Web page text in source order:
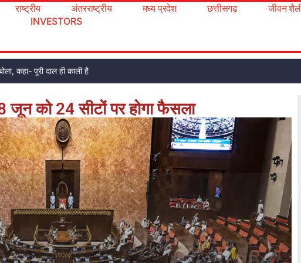
राष्ट्रीय अंतरराष्ट्रीय मध्य प्रदेश छत्तीसगढ जीवन
INVESTORS
कहा- पूरी दाल ही काली है
जून को 24 सीटों पर होगा फैसला